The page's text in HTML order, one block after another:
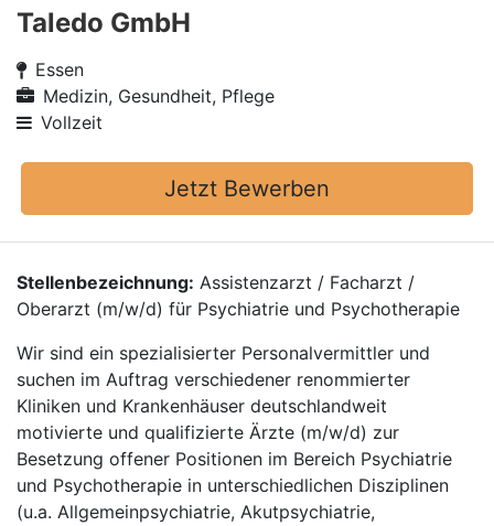
Taledo GmbH
Essen
Medizin, Gesundheit, Pflege
Vollzeit
Jetzt Bewerben
Stellenbezeichnung: Assistenzarzt / Facharzt /
Oberarzt (m/w/d) für Psychiatrie und Psychotherapie
Wir sind ein spezialisierter Personalvermittler und
suchen im Auftrag verschiedener renommierter
Kliniken und Krankenhäuser deutschlandweit
motivierte und qualifizierte Ärzte (m/w/d) zur
Besetzung offener Positionen im Bereich Psychiatrie
und Psychotherapie in unterschiedlichen Disziplinen
(u.a. Allgemeinpsychiatrie, Akutpsychiatrie,